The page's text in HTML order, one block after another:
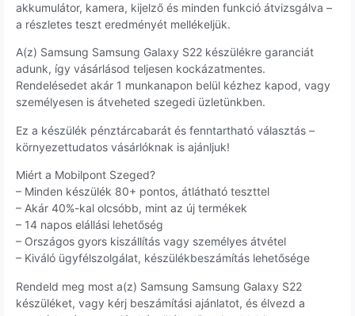
akkumulátor, kamera, kijelző és minden funkció átvizsgálva –
a részletes teszt eredményét mellékeljük.
A(z) Samsung Samsung Galaxy S22 készülékre garanciát
adunk, így vásárlásod teljesen kockázatmentes.
Rendelésedet akár 1 munkanapon belül kézhez kapod, vagy
személyesen is átveheted szegedi üzletünkben.
Ez a készülék pénztárcabarát és fenntartható választás –
környezettudatos vásárlóknak is ajánljuk!
Miért a Mobilpont Szeged?
– Minden készülék 80+ pontos, átlátható teszttel
– Akár 40%-kal olcsóbb, mint az új termékek
– 14 napos elállási lehetőség
– Országos gyors kiszállítás vagy személyes átvétel
– Kiváló ügyfélszolgálat, készülékbeszámítás lehetősége
Rendeld meg most a(z) Samsung Samsung Galaxy S22
készüléket, vagy kérj beszámítási ajánlatot, és élvezd a